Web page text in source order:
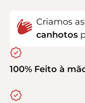
Criamos
canhotos
100% Feito à